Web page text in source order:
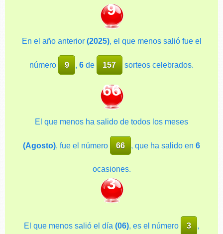
9
En el año anterior (2025), el que menos salió fue el
número 9 , 6 de 157 sorteos celebrados.
66
El que menos ha salido de todos los meses
(Agosto), fue el número 66 , que ha salido en6
ocasiones.
3
El que menos salió el día (06), es el número 3 ,